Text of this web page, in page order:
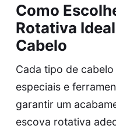
Como
Rotativa
Cabelo
Cada tipo de
especiais e
garantir um
escova rotativa